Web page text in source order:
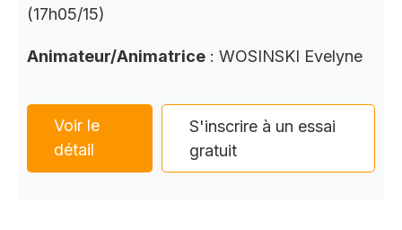
(17h05/15)
Animateur/Animatrice : WOSINSKI Evelyne
Voir le
détail
S'inscrire à un essai
gratuit